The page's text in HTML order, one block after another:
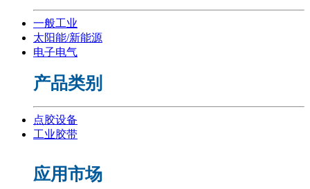
一般工业
太阳能/新能源
电子电气
产品类别
点胶设备
工业胶带
应用市场